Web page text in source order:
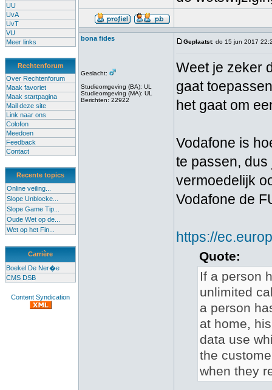
UU
UvA
UvT
VU
Meer links
Rechtenforum
Over Rechtenforum
Maak favoriet
Maak startpagina
Mail deze site
Link naar ons
Colofon
Meedoen
Feedback
Contact
Recente topics
Online veiling...
Slope Unblocke...
Slope Game Tip...
Oude Wet op de...
Wet op het Fin...
Carrière
Boekel De Ner�e
CMS DSB
Content Syndication
bona fides
Geslacht:
Studieomgeving (BA): UL
Studieomgeving (MA): UL
Berichten: 22922
Geplaatst: do 15 jun 2017
Weet je zeker
gaat
het gaat om
Vodafone is
te passen,
vermoedelijk
Vodafone de
https://
Quote:
If a person
unlimited
a person
at home,
data use
the
when they